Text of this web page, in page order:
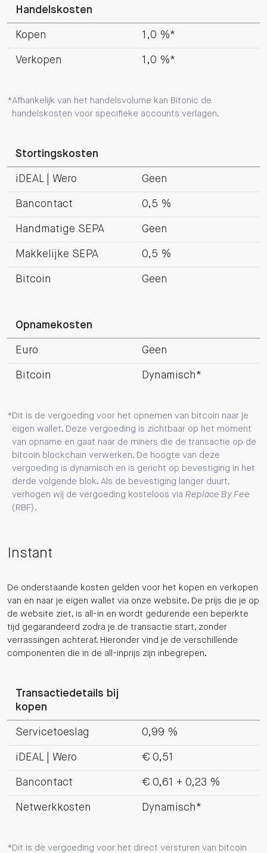
Handelskosten
Kopen 1,0 %*
Verkopen 1,0 %*
Afhankelijk van het handelsvolume kan Bitonic de
handelskosten voor specifieke accounts verlagen.
Stortingskosten
iDEAL | Wero Geen
Bancontact 0,5 %
Handmatige SEPA Geen
Makkelijke SEPA 0,5 %
Bitcoin Geen
Opnamekosten
Euro Geen
Bitcoin Dynamisch*
Dit is de vergoeding voor het opnemen van bitcoin naar je
eigen wallet. Deze vergoeding is zichtbaar op het moment
van opname en gaat naar de miners die de transactie op de
bitcoin blockchain verwerken. De hoogte van deze
vergoeding is dynamisch en is gericht op bevestiging in het
derde volgende blok. Als de bevestiging langer duurt,
verhogen wij de vergoeding kosteloos viaReplace By Fee
(RBF).
Instant
De onderstaande kosten gelden voor het kopen en verkopen
van en naar je eigen wallet via onze website. De prijs die je op
de website ziet, is all-in en wordt gedurende een beperkte
tijd gegarandeerd zodra je de transactie start, zonder
verrassingen achteraf. Hieronder vind je de verschillende
componenten die in de all-inprijs zijn inbegrepen.
Transactiedetails bij
kopen
Servicetoeslag 0,99 %
iDEAL | Wero € 0,51
Bancontact € 0,61 + 0,23 %
Netwerkkosten Dynamisch*
Dit is de vergoeding voor het direct versturen van bitcoin